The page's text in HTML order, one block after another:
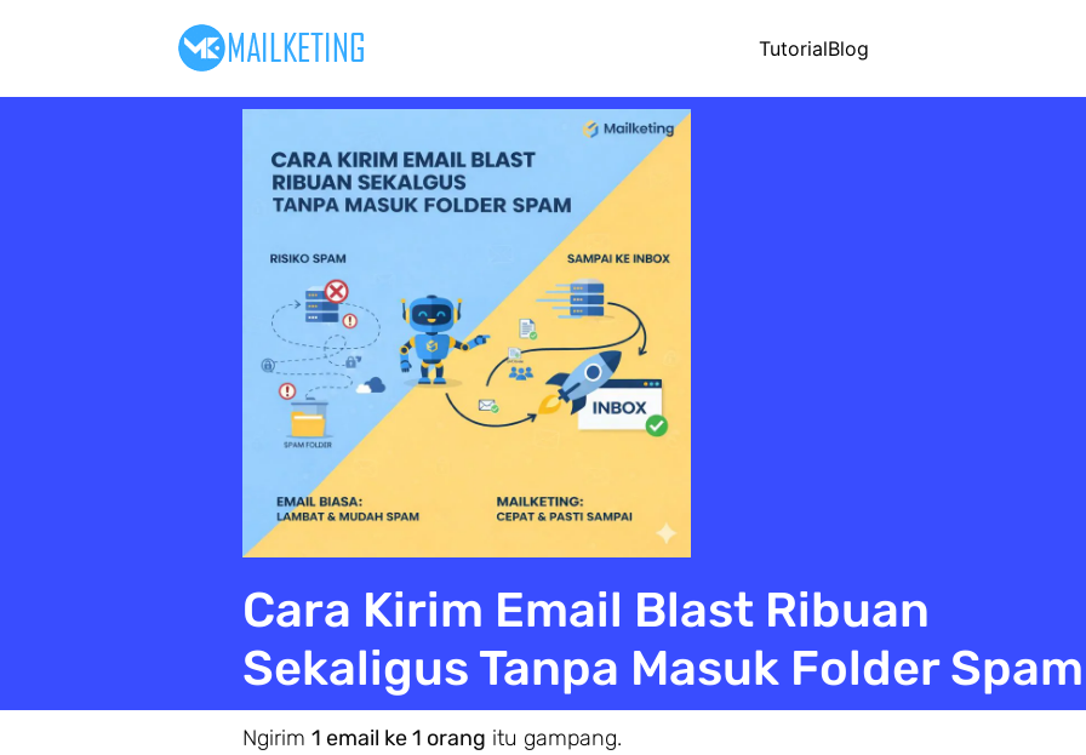
TutorialBlog
Cara Kirim Email Blast Ribuan
Sekaligus Tanpa Masuk Folder Spam
Ngirim 1 email ke 1 orang itu gampang.